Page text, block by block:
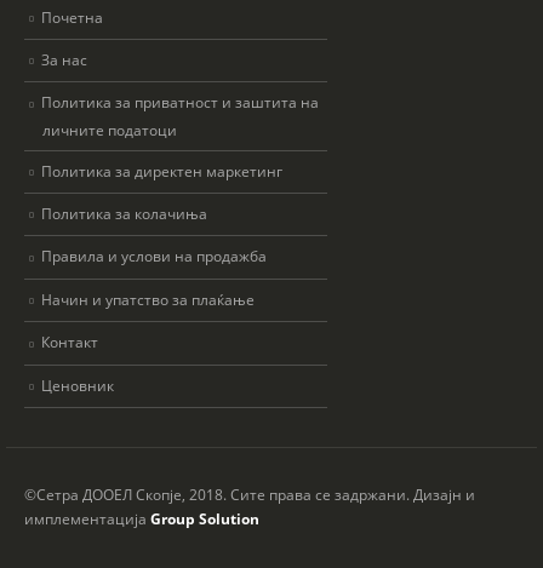
Почетна
За нас
Политика за приватност и заштита на
личните податоци
Политика за директен маркетинг
Политика за колачиња
Правила и услови на продажба
Начин и упатство за плаќање
Контакт
Ценовник
©Сетра ДООЕЛ Скопје, 2018. Сите права се задржани. Дизајн и
имплементација Group Solution